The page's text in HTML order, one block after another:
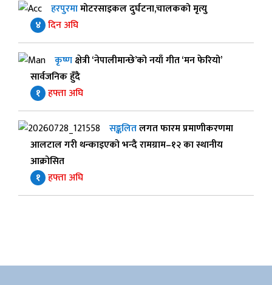
हरपुरमामोटरसाइकल दुर्घटना,चालकको मृत्यु
४ दिन अघि
कृष्णक्षेत्री ‘नेपालीमान्छे’को नयाँ गीत ‘मन फेरियो’
सार्वजनिक हुँदै
१ हफ्ता अघि
सङ्कलितलगत फारम प्रमाणीकरणमा
आलटाल गरी थन्काइएको भन्दै रामग्राम–१२ का स्थानीय
आक्रोसित
१ हफ्ता अघि